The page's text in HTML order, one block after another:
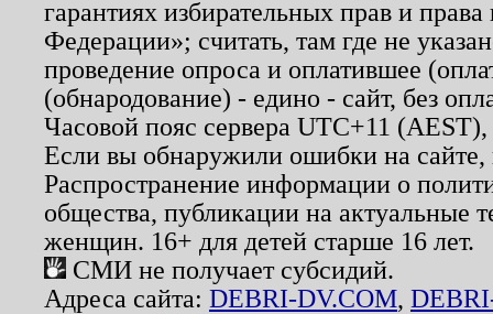
гарантиях избирательных прав и
Федерации»; считать, там где не
проведение опроса и оплатившее
(обнародование) - едино - сайт, без
Часовой пояс сервера UTC+11
Если вы обнаружили ошибки на
Распространение информации о
общества, публикации на актуальные
женщин. 16+ для детей старше 16 лет.
СМИ не получает субсидий.
Адреса сайта: DEBRI-DV.COM,